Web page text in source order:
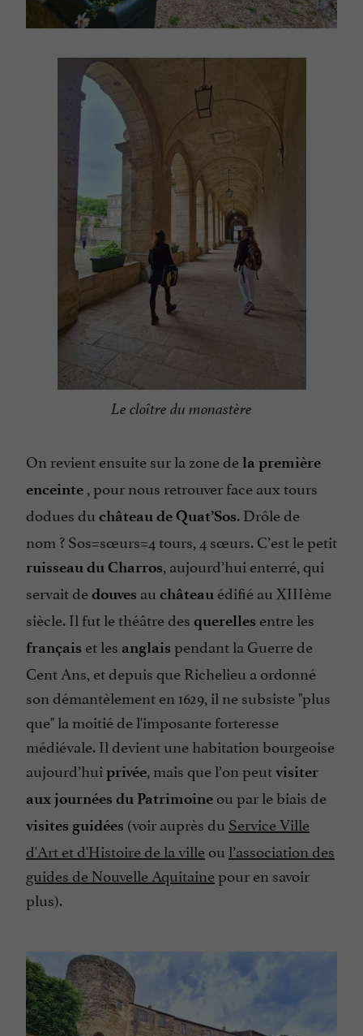
Le cloître du monastère
On revient ensuite sur la zone dela première
enceinte , pour nous retrouver face aux tours
dodues du château de Quat’Sos. Drôle de
nom ? Sos=sœurs=4 tours, 4 sœurs. C’est le petit
ruisseau du Charros, aujourd’hui enterré, qui
servait dedouves au château édifié au XIIIème
siècle. Il fut le théâtre des querelles entre les
français et les anglais pendant la Guerre de
Cent Ans, et depuis que Richelieu a ordonné
son démantèlement en 1629, il ne subsiste "plus
que" la moitié de l'imposante forteresse
médiévale. Il devient une habitation bourgeoise
aujourd’hui privée, mais que l’on peutvisiter
aux journées du Patrimoine ou par le biais de
visites guidées (voir auprès du Service Ville
d'Art et d'Histoire de la villeou l’association des
guides de Nouvelle Aquitainepour en savoir
plus).